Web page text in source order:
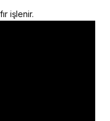
işlenir.